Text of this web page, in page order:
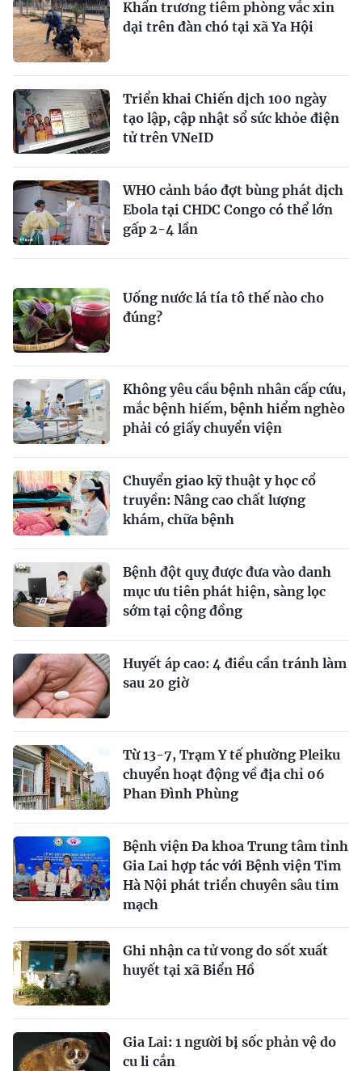
Khẩn trương tiêm phòng vắc xin
dại trên đàn chó tại xã Ya Hội
Triển khai Chiến dịch 100 ngày
tạo lập, cập nhật sổ sức khỏe điện
tử trên VNeID
WHO cảnh báo đợt bùng phát dịch
Ebola tại CHDC Congo có thể lớn
gấp 2-4 lần
Uống nước lá tía tô thế nào cho
đúng?
Không yêu cầu bệnh nhân cấp cứu,
mắc bệnh hiếm, bệnh hiểm nghèo
phải có giấy chuyển viện
Chuyển giao kỹ thuật y học cổ
truyền: Nâng cao chất lượng
khám, chữa bệnh
Bệnh đột quỵ được đưa vào danh
mục ưu tiên phát hiện, sàng lọc
sớm tại cộng đồng
Huyết áp cao: 4 điều cần tránh làm
sau 20 giờ
Từ 13-7, Trạm Y tế phường Pleiku
chuyển hoạt động về địa chỉ 06
Phan Đình Phùng
Bệnh viện Đa khoa Trung tâm tỉnh
Gia Lai hợp tác với Bệnh viện Tim
Hà Nội phát triển chuyên sâu tim
mạch
Ghi nhận ca tử vong do sốt xuất
huyết tại xã Biển Hồ
Gia Lai: 1 người bị sốc phản vệ do
cu li cắn